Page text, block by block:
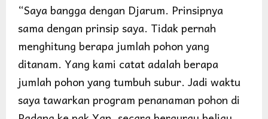
“Saya bangga dengan Djarum. Prinsipnya
sama dengan prinsip saya. Tidak pernah
menghitung berapa jumlah pohon yang
ditanam. Yang kami catat adalah berapa
jumlah pohon yang tumbuh subur. Jadi waktu
saya tawarkan program penanaman pohon di